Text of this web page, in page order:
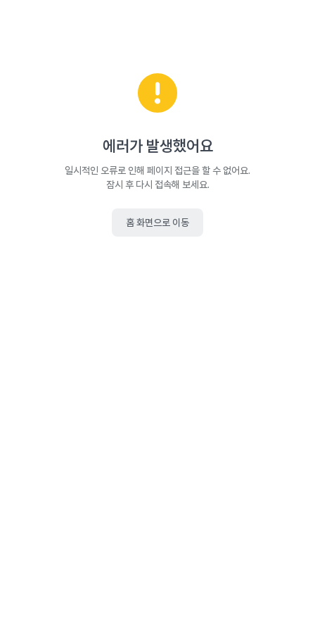
에러가 발생했어요
일시적인 오류로 인해 페이지 접근을 할 수 없어요.
잠시 후 다시 접속해 보세요.
홈 화면으로 이동